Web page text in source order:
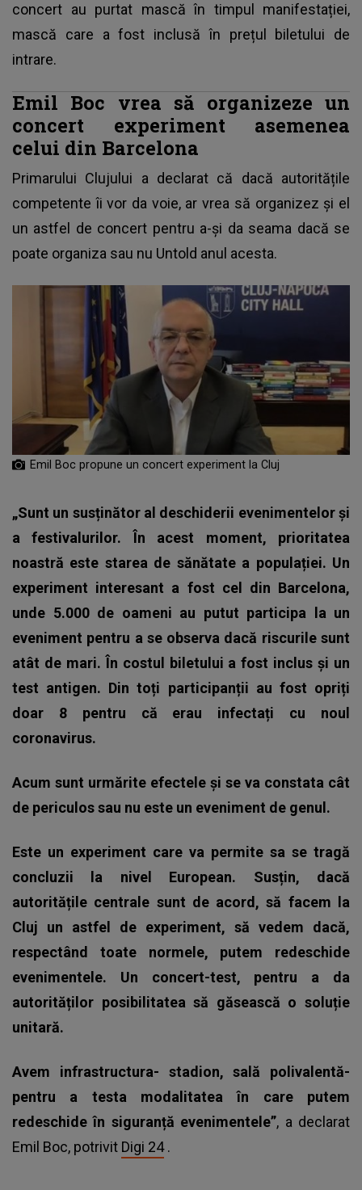
concert au purtat mască în timpul manifestației,
mască care a fost inclusă în prețul biletului de
intrare.
Emil Boc vrea să organizeze un
concert experiment asemenea
celui din Barcelona
Primarului Clujului a declarat că dacă autoritățile
competente îi vor da voie, ar vrea să organizez și el
un astfel de concert pentru a-și da seama dacă se
poate organiza sau nu Untold anul acesta.
Emil Boc propune un concert experiment la Cluj
„Sunt un susținător al deschiderii evenimentelor și
a festivalurilor. În acest moment, prioritatea
noastră este starea de sănătate a populației. Un
experiment interesant a fost cel din Barcelona,
unde 5.000 de oameni au putut participa la un
eveniment pentru a se observa dacă riscurile sunt
atât de mari. În costul biletului a fost inclus și un
test antigen. Din toți participanții au fost opriți
doar 8 pentru că erau infectați cu noul
coronavirus.
Acum sunt urmărite efectele și se va constata cât
de periculos sau nu este un eveniment de genul.
Este un experiment care va permite sa se tragă
concluzii la nivel European. Susțin, dacă
autoritățile centrale sunt de acord, să facem la
Cluj un astfel de experiment, să vedem dacă,
respectând toate normele, putem redeschide
evenimentele. Un concert-test, pentru a da
autorităților posibilitatea să găsească o soluție
unitară.
Avem infrastructura- stadion, sală polivalentă-
pentru a testa modalitatea în care putem
redeschide în siguranță evenimentele”, a declarat
Emil Boc, potrivit Digi 24.